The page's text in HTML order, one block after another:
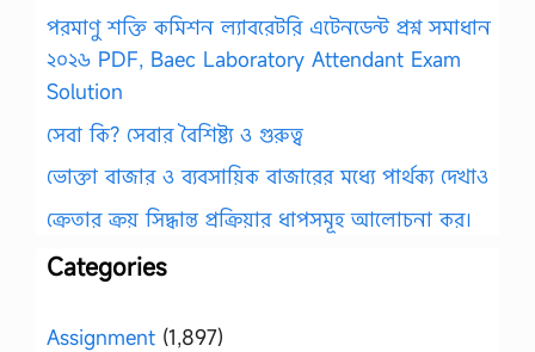
পরমাণু শক্তি কমিশন ল্যাবরেটরি এটেনডেন্ট প্রশ্ন সমাধান
২০২৬ PDF, Baec Laboratory Attendant Exam
Solution
সেবা কি? সেবার বৈশিষ্ট্য ও গুরুত্ব
ভোক্তা বাজার ও ব্যবসায়িক বাজারের মধ্যে পার্থক্য দেখাও
ক্রেতার ক্রয় সিদ্ধান্ত প্রক্রিয়ার ধাপসমূহ আলোচনা কর।
Categories
Assignment (1,897)